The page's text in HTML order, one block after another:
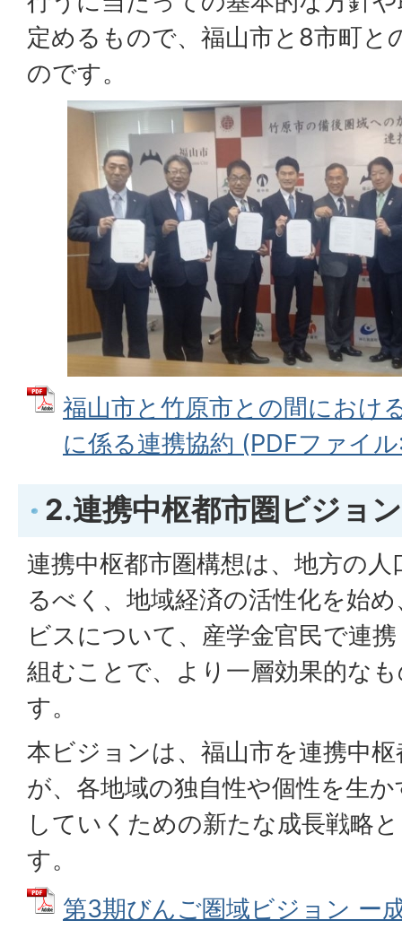
定めるもので、福山市と8市町と
のです。
福山市と竹原市との間におけ
に係る連携協約 (PDFファイ
2.連携中枢都市圏ビジョン
連携中枢都市圏構想は、地方の
るべく、地域経済の活性化を始
ビスについて、産学金官民で連
組むことで、より一層効果的な
す。
本ビジョンは、福山市を連携中
が、各地域の独自性や個性を生
していくための新たな成長戦略
す。
第3期びんご圏域ビジョン ー